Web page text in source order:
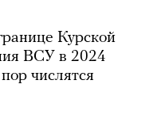
Курской
ВСУ в 2024
числятся